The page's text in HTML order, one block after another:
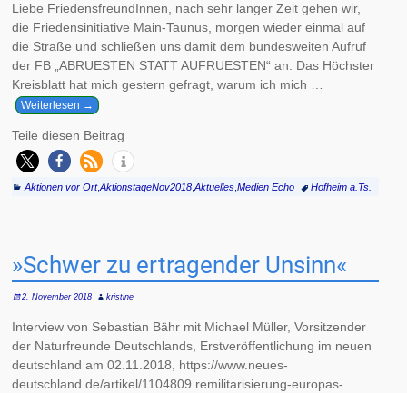
Liebe FriedensfreundInnen, nach sehr langer Zeit gehen wir,
die Friedensinitiative Main-Taunus, morgen wieder einmal auf
die Straße und schließen uns damit dem bundesweiten Aufruf
der FB „ABRUESTEN STATT AUFRUESTEN“ an. Das Höchster
Kreisblatt hat mich gestern gefragt, warum ich mich
Weiterlesen →
Teile diesen Beitrag
Aktionen vor Ort,AktionstageNov2018, Aktuelles, Medien Echo Hofheim a.Ts.
»Schwer zu ertragender Unsinn«
2. November 2018 kristine
Interview von Sebastian Bähr mit Michael Müller, Vorsitzender
der Naturfreunde Deutschlands, Erstveröffentlichung im neuen
deutschland am 02.11.2018, https://www.neues-
deutschland.de/artikel/1104809.remilitarisierung-europas-